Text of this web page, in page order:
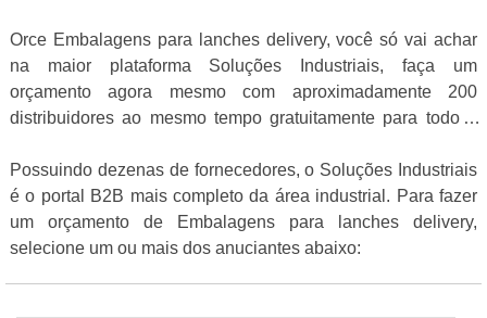
Orce Embalagens para lanches delivery, você só vai achar
na maior plataforma Soluções Industriais, faça um
orçamento agora mesmo com aproximadamente 200
distribuidores ao mesmo tempo gratuitamente para todo o
Possuindo dezenas de fornecedores, o Soluções Industriais
é o portal B2B mais completo da área industrial. Para fazer
um orçamento de Embalagens para lanches delivery,
selecione um ou mais dos anuciantes abaixo: